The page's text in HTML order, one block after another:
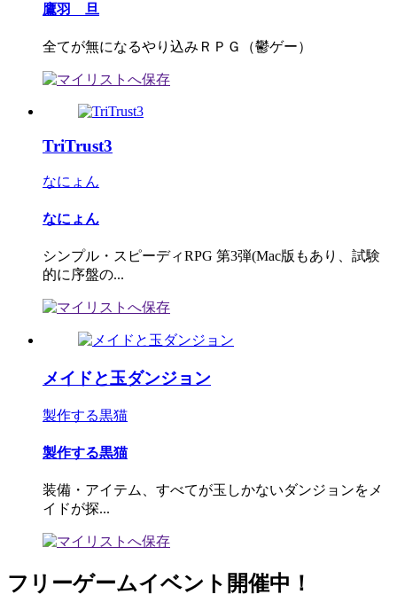
鷹羽 旦
全てが無になるやり込みＲＰＧ（鬱ゲー）
TriTrust3
なにょん
なにょん
シンプル・スピーディRPG 第3弾(Mac版もあり、試験
的に序盤の...
メイドと玉ダンジョン
製作する黒猫
製作する黒猫
装備・アイテム、すべてが玉しかないダンジョンをメ
イドが探...
フリーゲームイベント開催中！